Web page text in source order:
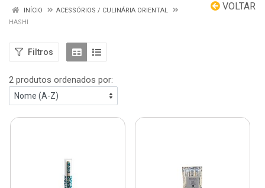
VOLTAR
INÍCIO
ACESSÓRIOS / CULINÁRIA ORIENTAL
HASHI
Filtros
2 produtos ordenados por: